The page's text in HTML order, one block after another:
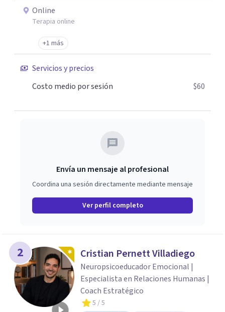
Online
Terapia online
+1 más
Servicios y precios
Costo medio por sesión
$60
Envía un mensaje al profesional
Coordina una sesión directamente mediante mensaje
Ver perfil completo
2 Cristian Pernett Villadiego
Neuropsicoeducador Emocional |
Especialista en Relaciones Humanas |
Coach Estratégico
5 / 5